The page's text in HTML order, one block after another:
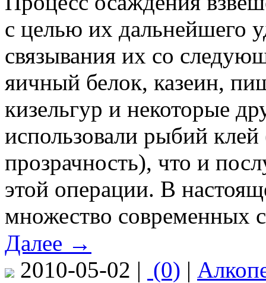
с целью их дальнейшего
связывания их со
яичный белок, казеин,
кизельгур и некоторые
использовали рыбий
прозрачность), что и
этой операции. В
множество современных
Далее →
2010-05-02 | (0) |